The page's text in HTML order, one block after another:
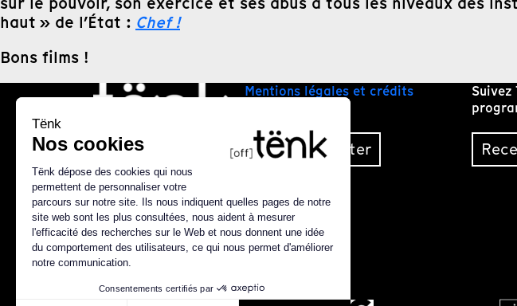
haut » de l’État : Chef !
Bons films !
Mentions légales et crédits
Nous contacter